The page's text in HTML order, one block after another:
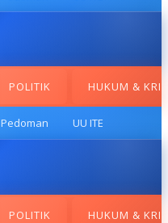
POLITIK HUKUM &
Pedoman UU ITE
POLITIK HUKUM &